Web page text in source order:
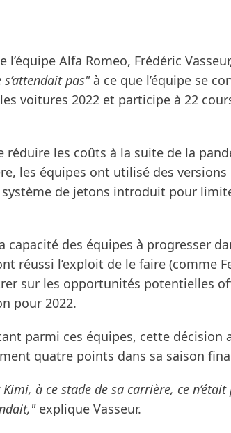
l’équipe Alfa Romeo, Frédéric
s’attendait pas"à ce que l’équipe se
voitures 2022 et participe à 22
réduire les coûts à la suite de la
les équipes ont utilisé des
système de jetons introduit pour
capacité des équipes à progresser
réussi l’exploit de le faire (comme
sur les opportunités potentielles
pour 2022.
parmi ces équipes, cette décision
quatre points dans sa saison
à ce stade de sa carrière, ce
explique Vasseur.